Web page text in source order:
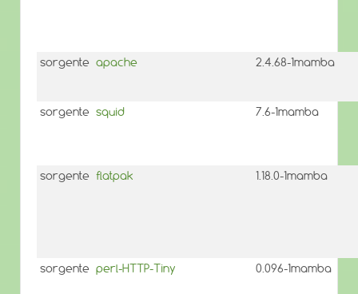
sorgente apache 2.4.68-1mamba
sorgente squid 7.6-1mamba
sorgente flatpak 1.18.0-1mamba
sorgente perl-HTTP-Tiny 0.096-1mamba